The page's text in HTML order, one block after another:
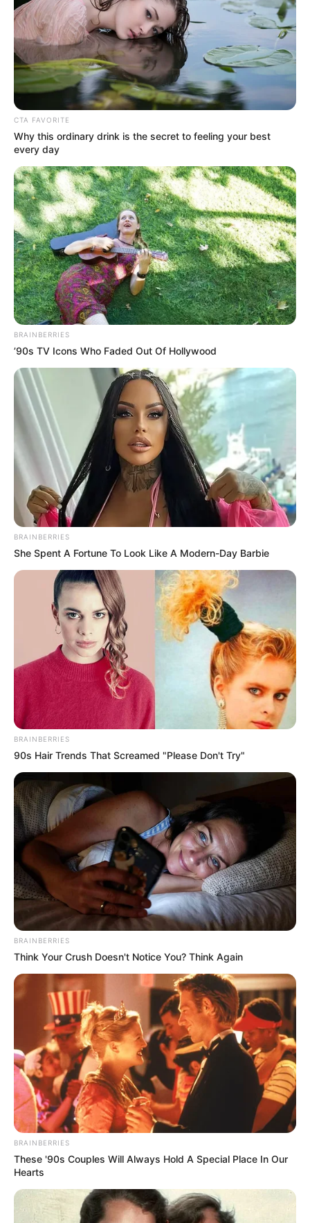
CTA FAVORITE
Why this ordinary drink is the secret to feeling your best
every day
BRAINBERRIES
’90s TV Icons Who Faded Out Of Hollywood
BRAINBERRIES
She Spent A Fortune To Look Like A Modern-Day Barbie
BRAINBERRIES
90s Hair Trends That Screamed "Please Don't Try"
BRAINBERRIES
Think Your Crush Doesn't Notice You? Think Again
BRAINBERRIES
These '90s Couples Will Always Hold A Special Place In Our
Hearts